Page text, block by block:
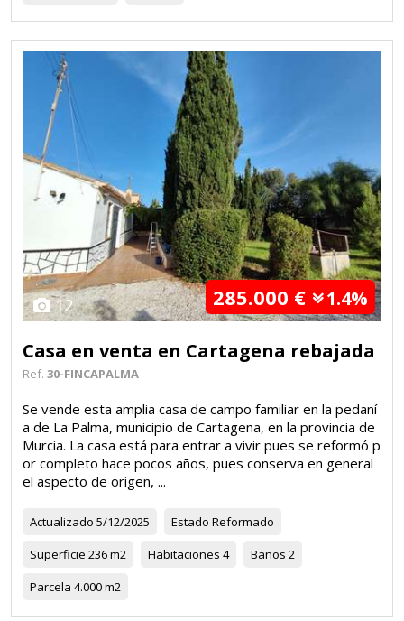
12 285.000 € 1.4%
Casa en venta en Cartagena rebajada
Ref. 30-FINCAPALMA
Se vende esta amplia casa de campo familiar en la pedaní
a de La Palma, municipio de Cartagena, en la provincia de
Murcia. La casa está para entrar a vivir pues se reformó p
or completo hace pocos años, pues conserva en general
el aspecto de origen, ...
Actualizado 5/12/2025 Estado Reformado
Superficie 236 m2 Habitaciones 4 Baños 2
Parcela 4.000 m2